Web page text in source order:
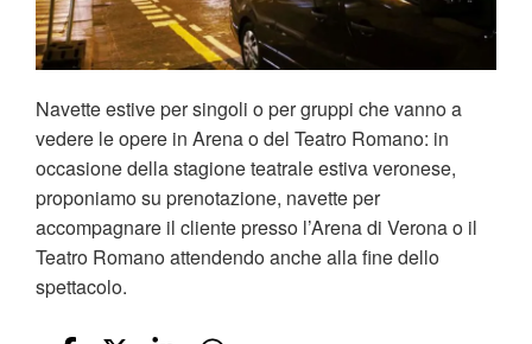
Navette estive per singoli o per gruppi che vanno a
vedere le opere in Arena o del Teatro Romano: in
occasione della stagione teatrale estiva veronese,
proponiamo su prenotazione, navette per
accompagnare il cliente presso l’Arena di Verona o il
Teatro Romano attendendo anche alla fine dello
spettacolo.